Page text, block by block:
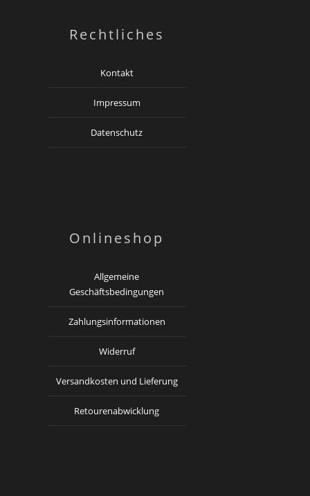
Rechtliches
Kontakt
Impressum
Datenschutz
Onlineshop
Allgemeine
Geschäftsbedingungen
Zahlungsinformationen
Widerruf
Versandkosten und Lieferung
Retourenabwicklung